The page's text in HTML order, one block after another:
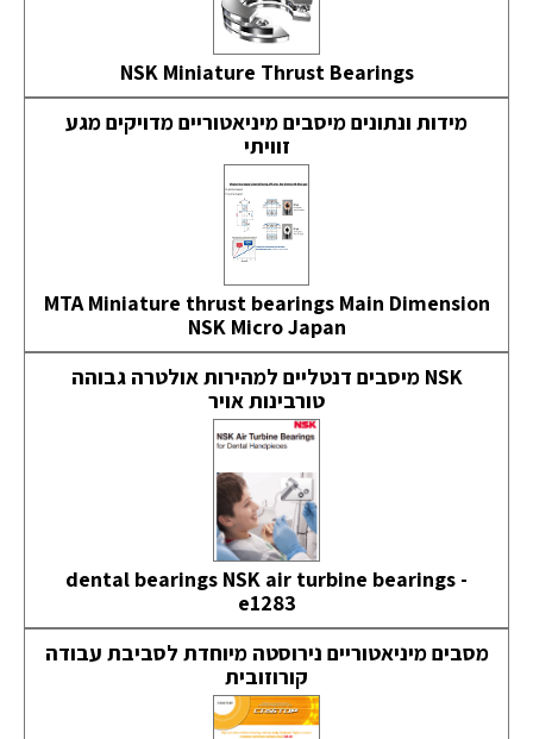
NSK Miniature Thrust Bearings
מידות ונתונים מיסבים מיניאטוריים מדויקים מגע
זוויתי
MTA Miniature thrust bearings Main Dimension
NSK Micro Japan
NSK מיסבים דנטליים למהירות אולטרה גבוהה
טורבינות אויר
dental bearings NSK air turbine bearings -
e1283
מסבים מיניאטוריים נירוסטה מיוחדת לסביבת עבודה
קורוזובית